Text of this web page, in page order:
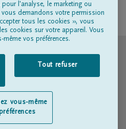
d'utilisation
à la vie privée
d’accessibilité
l'analyse, le marketing ou
demandons votre permission
tous les cookies », vous
cookies sur votre appareil. Vous
vos préférences.
Tout refuser
vous-même